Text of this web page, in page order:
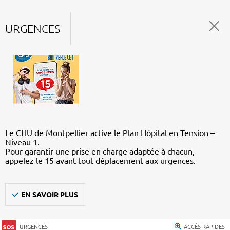
URGENCES
Le CHU de Montpellier active le Plan Hôpital en Tension –
Niveau 1.
Pour garantir une prise en charge adaptée à chacun,
appelez le 15 avant tout déplacement aux urgences.
EN SAVOIR PLUS
URGENCES ACCÈS RAPIDES